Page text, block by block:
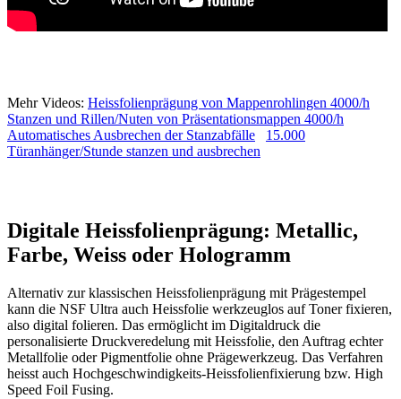
Mehr Videos: Heissfolienprägung von Mappenrohlingen 4000/h
Stanzen und Rillen/Nuten von Präsentationsmappen 4000/h
Automatisches Ausbrechen der Stanzabfälle
15.000
Türanhänger/Stunde stanzen und ausbrechen
Digitale Heissfolienprägung: Metallic,
Farbe, Weiss oder Hologramm
Alternativ zur klassischen Heissfolienprägung mit Prägestempel
kann die NSF Ultra auch Heissfolie werkzeuglos auf Toner fixieren,
also digital folieren. Das ermöglicht im Digitaldruck die
personalisierte Druckveredelung mit Heissfolie, den Auftrag echter
Metallfolie oder Pigmentfolie ohne Prägewerkzeug. Das Verfahren
heisst auch Hochgeschwindigkeits-Heissfolienfixierung bzw. High
Speed Foil Fusing.